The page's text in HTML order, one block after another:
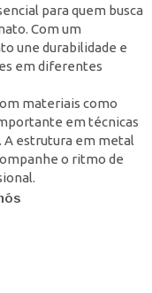
para quem busca
Com um
une durabilidade e
em diferentes
materiais como
em técnicas
A estrutura em metal
o ritmo de